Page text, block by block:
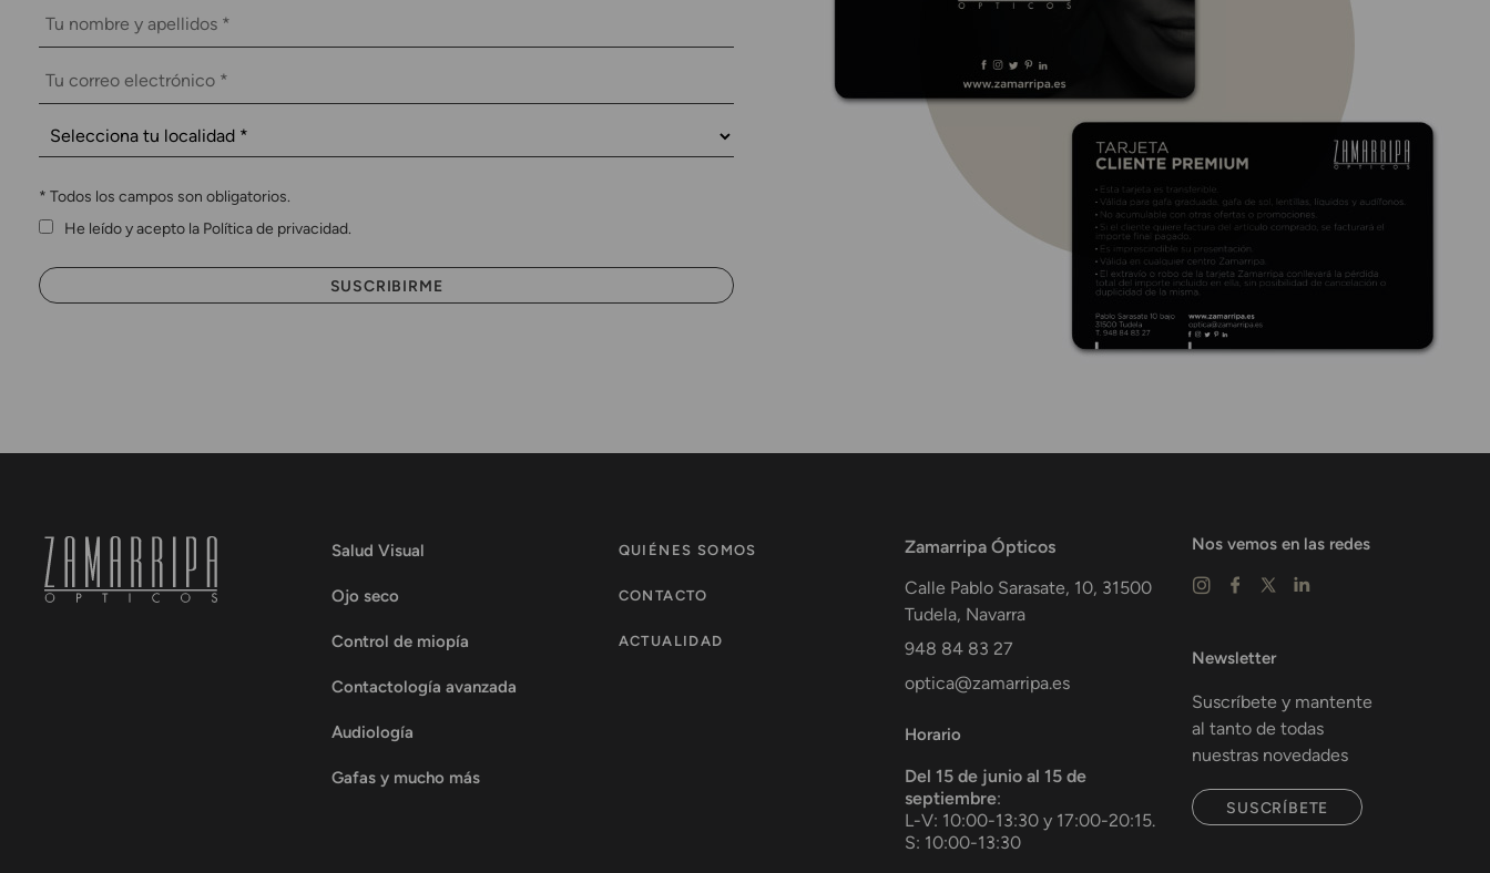
* Todos los campos son obligatorios.
He leído y acepto la Política de privacidad.
Salud Visual
Ojo seco
Control de miopía
Contactología avanzada
Audiología
Gafas y mucho más
QUIÉNES SOMOS
CONTACTO
ACTUALIDAD
Zamarripa Ópticos
Calle Pablo Sarasate, 10, 31500
Tudela, Navarra
948 84 83 27
optica@zamarripa.es
Horario
Del 15 de junio al 15 de
septiembre:
L-V: 10:00-13:30 y 17:00-20:15.
S: 10:00-13:30
Nos vemos en las redes
Newsletter
Suscríbete y mantente
al tanto de todas
nuestras novedades
SUSCRÍBETE